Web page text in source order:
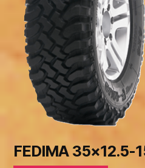
FEDIMA 35×12.5-